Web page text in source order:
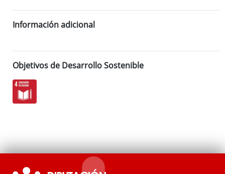
Información adicional
Objetivos de Desarrollo Sostenible